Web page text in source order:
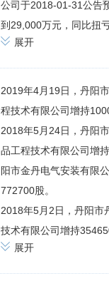
公司于2018-01-31公告
到29,000万元，同比扭亏
展开
2019年4月19日，丹阳
程技术有限公司增持
2018年5月24日，丹阳
品工程技术有限公司增
阳市金丹电气安装有限
772700股。
2018年5月2日，丹阳市
技术有限公司增持
展开